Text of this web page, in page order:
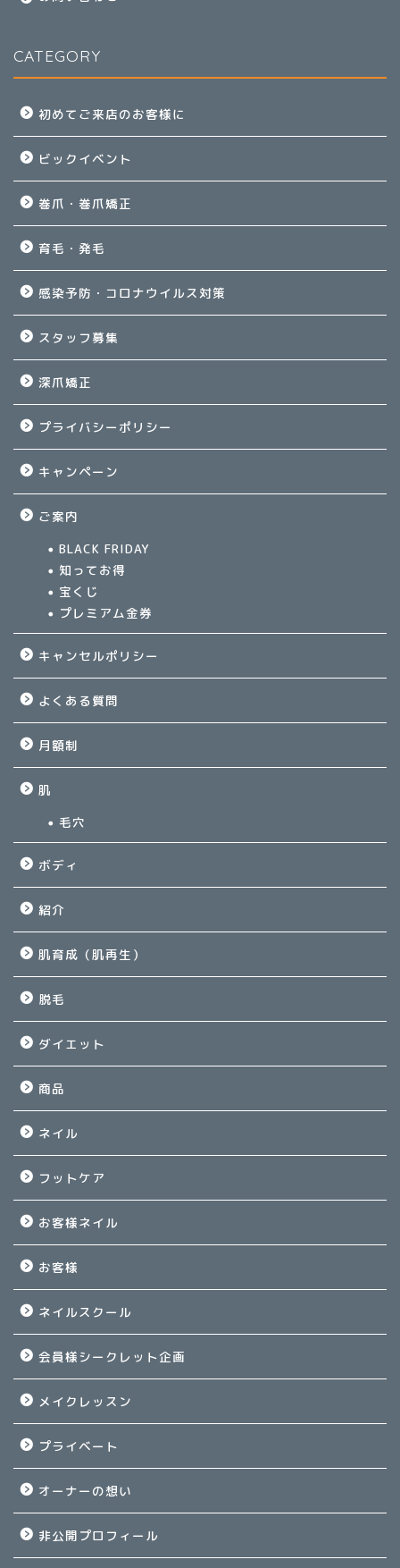
CATEGORY
初めてご来店のお客様に
ビックイベント
巻爪・巻爪矯正
育毛・発毛
感染予防・コロナウイルス対策
スタッフ募集
深爪矯正
プライバシーポリシー
キャンペーン
ご案内
BLACK FRIDAY
知ってお得
宝くじ
プレミアム金券
キャンセルポリシー
よくある質問
月額制
肌
毛穴
ボディ
紹介
肌育成（肌再生）
脱毛
ダイエット
商品
ネイル
フットケア
お客様ネイル
お客様
ネイルスクール
会員様シークレット企画
メイクレッスン
プライベート
オーナーの想い
非公開プロフィール